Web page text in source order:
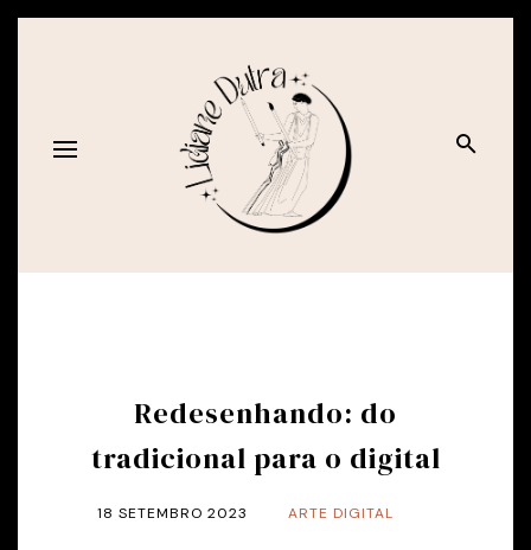
Redesenhando: do
tradicional para o digital
18 SETEMBRO 2023 ARTE DIGITAL